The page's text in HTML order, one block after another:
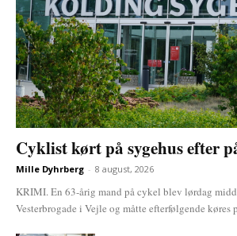
Cyklist kørt på sygehus efter
Mille Dyhrberg - 8 august, 2026
KRIMI. En 63-årig mand på cykel blev lørdag
Vesterbrogade i Vejle og måtte efterfølgende køres